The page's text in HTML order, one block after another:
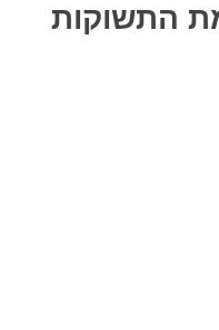
התשוקות